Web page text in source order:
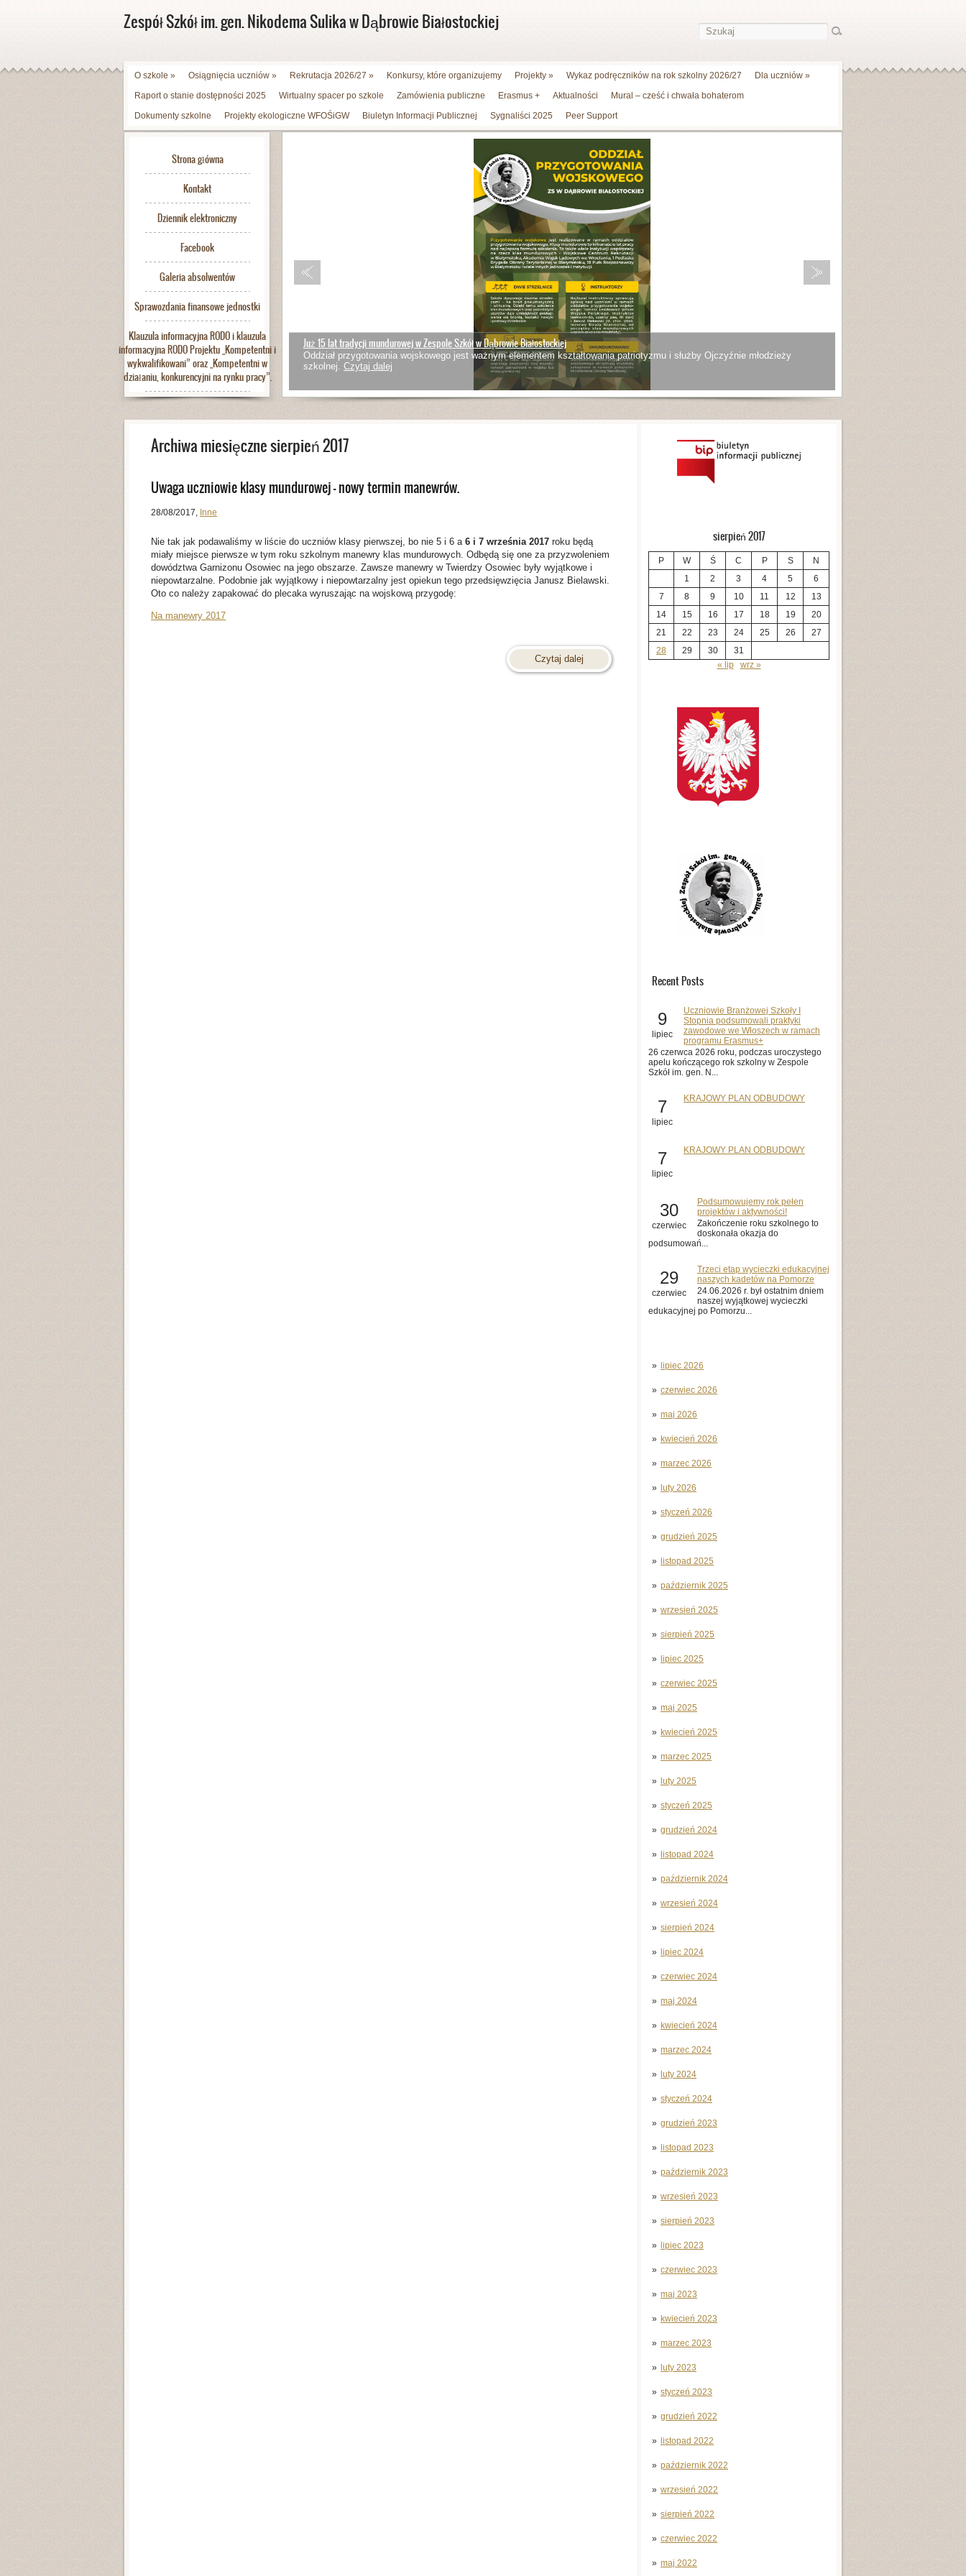
Zespół Szkół im. gen. Nikodema Sulika w Dąbrowie Białostockiej
O szkole » Osiągnięcia uczniów » Rekrutacja 2026/27 » Konkursy, które organizujemy Projekty » Wykaz podręczników na rok szkolny 2026/27 Dla uczniów »
Raport o stanie dostępności 2025
Wirtualny spacer po szkole Zamówienia publiczne Erasmus + Aktualności
Mural – cześć i chwała bohaterom
Dokumenty szkolne
Projekty ekologiczne WFOŚiGW Biuletyn Informacji Publicznej Sygnaliści 2025 Peer Support
Strona główna
Kontakt
Dziennik elektroniczny
Facebook
Galeria absolwentów
Sprawozdania finansowe jednostki
Klauzula informacyjna RODO i klauzula
informacyjna RODO Projektu „Kompetentni i
wykwalifikowani” oraz „Kompetentni w
działaniu, konkurencyjni na rynku pracy”.
Już 15 lat tradycji mundurowej w Zespole Szkół w Dąbrowie Białostockiej
Oddział przygotowania wojskowego jest ważnym elementem kształtowania patriotyzmu i służby Ojczyźnie młodzieży
szkolnej. Czytaj dalej
sierpień 2017
P W Ś C P S
N
1
2 3 4 5
6
7
8 9 10 11 12
13
14
15 16 17 18 19
20
21
22 23 24 25 26
27
28
29 30
31
« lip
wrz »
Recent Posts
9
lipiec
Uczniowie Branżowej Szkoły I
Stopnia podsumowali praktyki
zawodowe we Włoszech w ramach
programu Erasmus+
26 czerwca 2026 roku, podczas uroczystego
apelu kończącego rok szkolny w Zespole
Szkół im. gen. N...
7
lipiec
KRAJOWY PLAN ODBUDOWY
7
lipiec
KRAJOWY PLAN ODBUDOWY
30
czerwiec
Podsumowujemy rok pełen
projektów i aktywności!
Zakończenie roku szkolnego to
doskonała okazja do
podsumowań...
29
czerwiec
Trzeci etap wycieczki edukacyjnej
naszych kadetów na Pomorze
24.06.2026 r. był ostatnim dniem
naszej wyjątkowej wycieczki
edukacyjnej po Pomorzu...
lipiec 2026
czerwiec 2026
maj 2026
kwiecień 2026
marzec 2026
luty 2026
styczeń 2026
grudzień 2025
listopad 2025
październik 2025
wrzesień 2025
sierpień 2025
lipiec 2025
czerwiec 2025
maj 2025
kwiecień 2025
marzec 2025
luty 2025
styczeń 2025
grudzień 2024
listopad 2024
październik 2024
wrzesień 2024
sierpień 2024
lipiec 2024
czerwiec 2024
maj 2024
kwiecień 2024
marzec 2024
luty 2024
styczeń 2024
grudzień 2023
listopad 2023
październik 2023
wrzesień 2023
sierpień 2023
lipiec 2023
czerwiec 2023
maj 2023
kwiecień 2023
marzec 2023
luty 2023
styczeń 2023
grudzień 2022
listopad 2022
październik 2022
wrzesień 2022
sierpień 2022
czerwiec 2022
maj 2022
Archiwa miesięczne sierpień 2017
Uwaga uczniowie klasy mundurowej – nowy termin manewrów.
28/08/2017, Inne
Nie tak jak podawaliśmy w liście do uczniów klasy pierwszej, bo nie 5 i 6 a 6 i 7 września 2017 roku będą
miały miejsce pierwsze w tym roku szkolnym manewry klas mundurowych. Odbędą się one za przyzwoleniem
dowództwa Garnizonu Osowiec na jego obszarze. Zawsze manewry w Twierdzy Osowiec były wyjątkowe i
niepowtarzalne. Podobnie jak wyjątkowy i niepowtarzalny jest opiekun tego przedsięwzięcia Janusz Bielawski.
Oto co należy zapakować do plecaka wyruszając na wojskową przygodę:
Na manewry 2017
Czytaj dalej